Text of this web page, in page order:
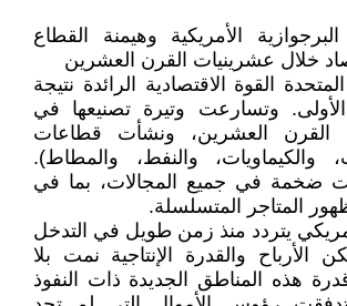
الأمريكية وهيمنة القطاع
خلال عشرينيات القرن العشرين
القوة الاقتصادية الرائدة نتيجة
الأولى. وتسارعت وتيرة تصنيعها في
القرن العشرين، ونشأت قطاعات
والكيماويات، والنفط، والمطاط).
ضخمة في جميع المجالات، بما في
المتاجر المتسلسلة.
يتردد منذ زمن طويل في التدخل
الأرباح والقدرة الإنتاجية نمت بلا
هذه المناطق الجديدة ذات النفوذ